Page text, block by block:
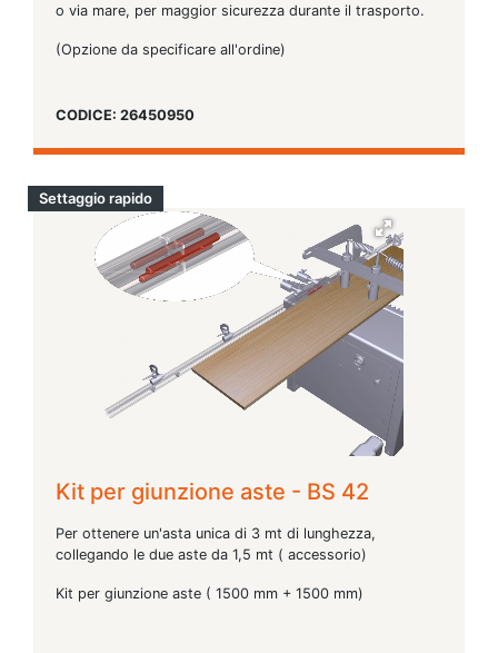
o via mare, per maggior sicurezza durante il trasporto.
(Opzione da specificare all'ordine)
CODICE: 26450950
Settaggio rapido
Kit per giunzione aste - BS 42
Per ottenere un'asta unica di 3 mt di lunghezza,
collegando le due aste da 1,5 mt ( accessorio)
Kit per giunzione aste ( 1500 mm + 1500 mm)